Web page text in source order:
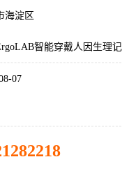
海淀区
智能穿戴人因生理
07